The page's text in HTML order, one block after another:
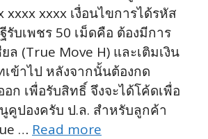
xxxx xxxx เงื่อนไขการได้รหัส
รับเพชร 50 เม็ดคือ ต้องมีการ
ล (True Move H) และเติมเงิน
ข้าไป หลังจากนั้นต้องกด
ก เพื่อรับสิทธิ์ จึงจะได้โค้ดเพื่อ
คูปองครับ ป.ล. สำหรับลูกค้า
… Read more